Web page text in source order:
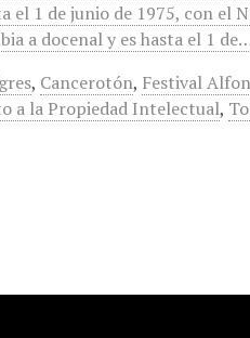
el 1 de junio de 1975, con el
a docenal y es hasta el 1
, Cancerotón, Festival
a la Propiedad Intelectual,